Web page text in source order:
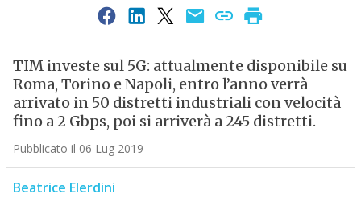
TIM investe sul 5G: attualmente disponibile su
Roma, Torino e Napoli, entro l’anno verrà
arrivato in 50 distretti industriali con velocità
fino a 2 Gbps, poi si arriverà a 245 distretti.
Pubblicato il 06 Lug 2019
Beatrice Elerdini